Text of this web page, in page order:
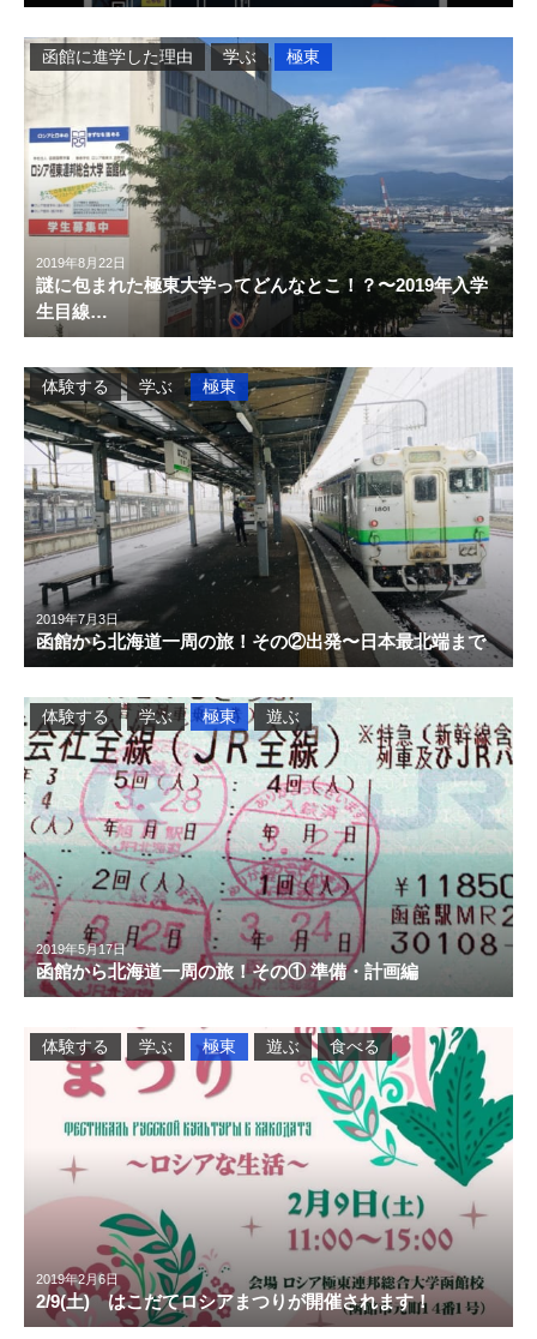
2019年8月22日
謎に包まれた極東大学ってどんなとこ！？〜2019年入学
生目線…
函館に進学した理由 学ぶ 極東
2019年7月3日
函館から北海道一周の旅！その②出発〜日本最北端まで
体験する 学ぶ 極東
2019年5月17日
函館から北海道一周の旅！その① 準備・計画編
体験する 学ぶ 極東 遊ぶ
2019年2月6日
2/9(土) はこだてロシアまつりが開催されます！
体験する 学ぶ 極東 遊ぶ 食べる